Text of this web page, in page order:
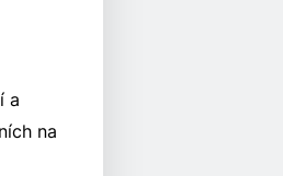
a
na